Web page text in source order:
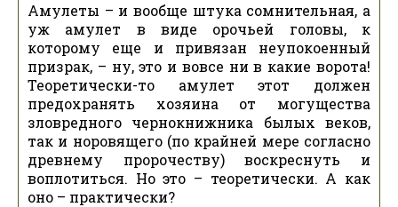
Амулеты – и вообще штука сомнительная, а
уж амулет в виде орочьей головы, к
которому еще и привязан неупокоенный
призрак, – ну, это и вовсе ни в какие ворота!
Теоретически-то амулет этот должен
предохранять хозяина от могущества
зловредного чернокнижника былых веков,
так и норовящего (по крайней мере согласно
древнему пророчеству) воскреснуть и
воплотиться. Но это – теоретически. А как
оно – практически?